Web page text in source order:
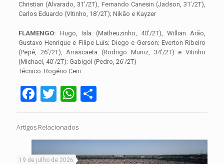
Christian (Alvarado, 31’/2T), Fernando Canesin (Jadson, 31’/2T),
Carlos Eduardo (Vitinho, 18’/2T); Nikão e Kayzer
FLAMENGO: Hugo, Isla (Matheuzinho, 40’/2T), Willian Arão,
Gustavo Henrique e Filipe Luís; Diego e Gerson; Everton Ribeiro
(Pepê, 26’/2T), Arrascaeta (Rodrigo Muniz, 34’/2T) e Vitinho
(Michael, 40’/2T); Gabigol (Pedro, 26’/2T)
Técnico: Rogério Ceni
Facebook
TwitterWhatsApp
Share
Artigos Relacionados
19 de julho de 2026